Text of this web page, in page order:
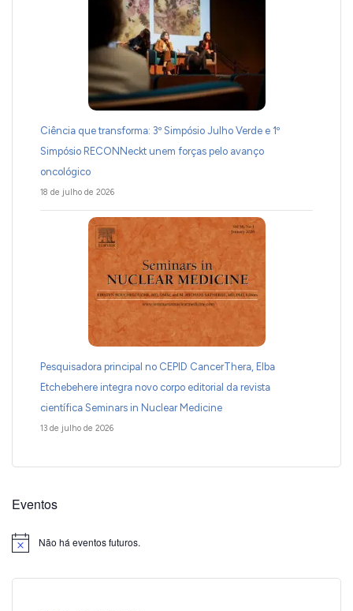
Ciência que transforma: 3º Simpósio Julho Verde e 1º
Simpósio RECONNeckt unem forças pelo avanço
oncológico
18 de julho de 2026
Pesquisadora principal no CEPID CancerThera, Elba
Etchebehere integra novo corpo editorial da revista
científica Seminars in Nuclear Medicine
13 de julho de 2026
Eventos
Notice Não há eventos futuros.